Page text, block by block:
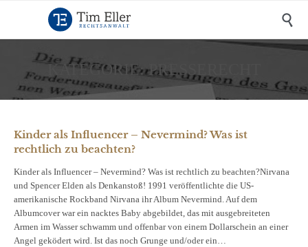

KATEGORIE:PRESSERECHT
Kinder als Influencer – Nevermind? Was ist
rechtlich zu beachten?
Kinder als Influencer – Nevermind? Was ist rechtlich zu beachten?Nirvana
und Spencer Elden als Denkanstoß! 1991 veröffentlichte die US-
amerikanische Rockband Nirvana ihr Album Nevermind. Auf dem
Albumcover war ein nacktes Baby abgebildet, das mit ausgebreiteten
Armen im Wasser schwamm und offenbar von einem Dollarschein an einer
Angel geködert wird. Ist das noch Grunge und/oder ein…